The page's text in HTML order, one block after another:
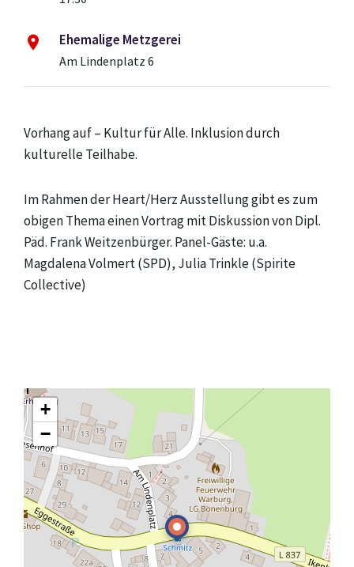
Ehemalige Metzgerei
Am Lindenplatz 6
Vorhang auf – Kultur für Alle. Inklusion durch
kulturelle Teilhabe.
Im Rahmen der Heart/Herz Ausstellung gibt es zum
obigen Thema einen Vortrag mit Diskussion von Dipl.
Päd. Frank Weitzenbürger. Panel-Gäste: u.a.
Magdalena Volmert (SPD), Julia Trinkle (Spirite
Collective)
+
−